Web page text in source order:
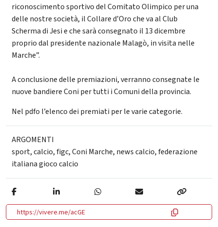
riconoscimento sportivo del Comitato Olimpico per una
delle nostre società, il Collare d’Oro che va al Club
Scherma di Jesi e che sarà consegnato il 13 dicembre
proprio dal presidente nazionale Malagò, in visita nelle
Marche”.
A conclusione delle premiazioni, verranno consegnate le
nuove bandiere Coni per tutti i Comuni della provincia.
Nel pdfo l’elenco dei premiati per le varie categorie.
ARGOMENTI
sport,calcio,figc,Coni Marche, news calcio,federazione
italiana gioco calcio
https://vivere.me/acGE